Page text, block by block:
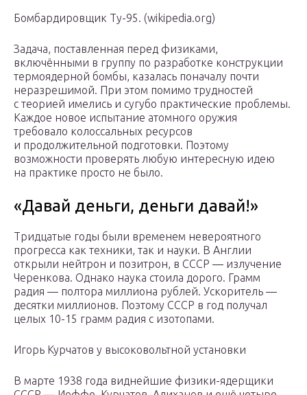
Бомбардировщик Ту-95. (wikipedia.org)
Задача, поставленная перед физиками,
включёнными в группу по разработке конструкции
термоядерной бомбы, казалась поначалу почти
неразрешимой. При этом помимо трудностей
с теорией имелись и сугубо практические проблемы.
Каждое новое испытание атомного оружия
требовало колоссальных ресурсов
и продолжительной подготовки. Поэтому
возможности проверять любую интересную идею
на практике просто не было.
«Давай деньги, деньги давай!»
Тридцатые годы были временем невероятного
прогресса как техники, так и науки. В Англии
открыли нейтрон и позитрон, в СССР — излучение
Черенкова. Однако наука стоила дорого. Грамм
радия — полтора миллиона рублей. Ускоритель —
десятки миллионов. Поэтому СССР в год получал
целых 10-15 грамм радия с изотопами.
Игорь Курчатов у высоковольтной установки
В марте 1938 года виднейшие физики-ядерщики